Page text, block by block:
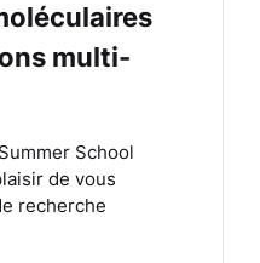
multi-
School
de vous
recherche